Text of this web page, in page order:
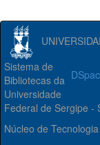
Sistema de
Bibliotecas da
Universidade
Federal de Sergipe -
Núcleo de